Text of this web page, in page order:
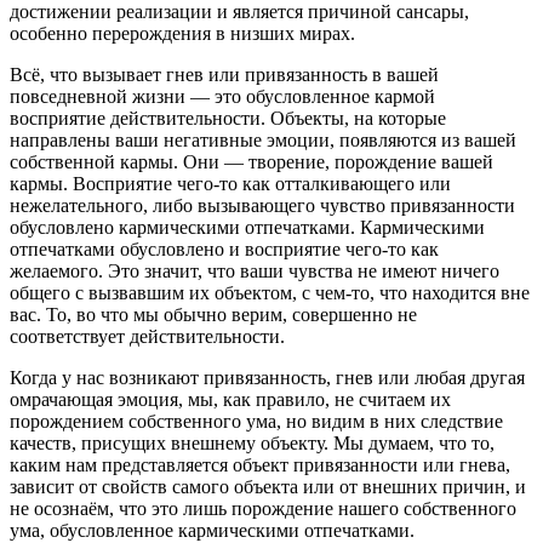
достижении реализации и является причиной сансары,
особенно перерождения в низших мирах.
Всё, что вызывает гнев или привязанность в вашей
повседневной жизни ― это обусловленное кармой
восприятие действительности. Объекты, на которые
направлены ваши негативные эмоции, появляются из вашей
собственной кармы. Они ― творение, порождение вашей
кармы. Восприятие чего-то как отталкивающего или
нежелательного, либо вызывающего чувство привязанности
обусловлено кармическими отпечатками. Кармическими
отпечатками обусловлено и восприятие чего-то как
желаемого. Это значит, что ваши чувства не имеют ничего
общего с вызвавшим их объектом, с чем-то, что находится вне
вас. То, во что мы обычно верим, совершенно не
соответствует действительности.
Когда у нас возникают привязанность, гнев или любая другая
омрачающая эмоция, мы, как правило, не считаем их
порождением собственного ума, но видим в них следствие
качеств, присущих внешнему объекту. Мы думаем, что то,
каким нам представляется объект привязанности или гнева,
зависит от свойств самого объекта или от внешних причин, и
не осознаём, что это лишь порождение нашего собственного
ума, обусловленное кармическими отпечатками.